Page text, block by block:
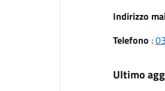
Indirizzo
Telefono :
Ultimo